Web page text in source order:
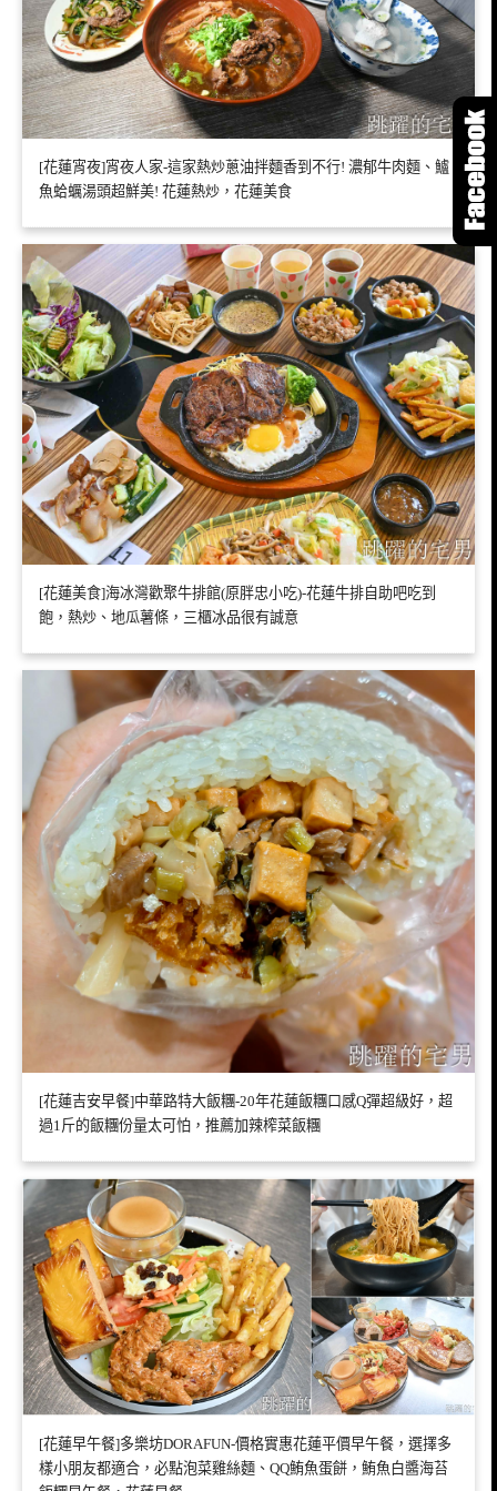
[花蓮宵夜]宵夜人家-這家熱炒蔥油拌麵香到不行! 濃郁牛肉麵、鱸
魚蛤蠣湯頭超鮮美! 花蓮熱炒，花蓮美食
[花蓮美食]海冰灣歡聚牛排館(原胖忠小吃)-花蓮牛排自助吧吃到
飽，熱炒、地瓜薯條，三櫃冰品很有誠意
[花蓮吉安早餐]中華路特大飯糰-20年花蓮飯糰口感Q彈超級好，超
過1斤的飯糰份量太可怕，推薦加辣榨菜飯糰
[花蓮早午餐]多樂坊DORAFUN-價格實惠花蓮平價早午餐，選擇多
樣小朋友都適合，必點泡菜雞絲麵、QQ鮪魚蛋餅，鮪魚白醬海苔